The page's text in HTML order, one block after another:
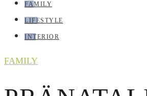
FAMILY
LIFESTYLE
INTERIOR
FAMILY